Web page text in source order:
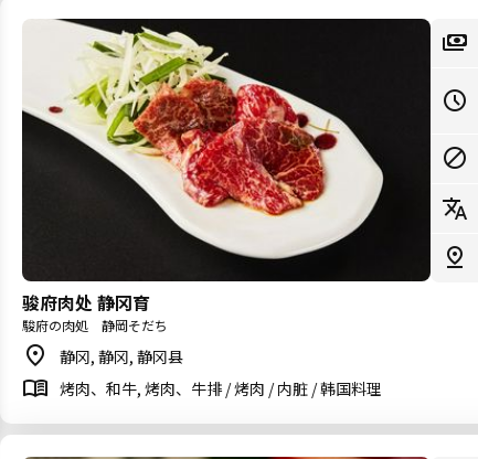
骏府肉处 静冈育
駿府の肉処 静岡そだち
静冈, 静冈, 静冈县
烤肉、和牛, 烤肉、牛排 / 烤肉 / 内脏 / 韩国料理